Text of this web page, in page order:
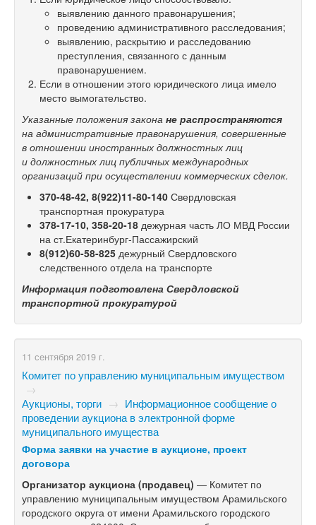
выявлению данного правонарушения;
проведению административного расследования;
выявлению, раскрытию и расследованию
преступления, связанного с данным
правонарушением.
Если в отношении этого юридического лица имело
место вымогательство.
Указанные положения закона не распространяются
на административные правонарушения, совершенные
в отношении иностранных должностных лиц
и должностных лиц публичных международных
организаций при осуществлении коммерческих сделок.
370-48-42, 8(922)11-80-140 Свердловская
транспортная прокуратура
378-17-10, 358-20-18 дежурная часть ЛО МВД России
на ст.Екатеринбург-Пассажирский
8(912)60-58-825 дежурный Свердловского
следственного отдела на транспорте
Информация подготовлена Свердловской
транспортной прокуратурой
11 сентября 2019 г.
Комитет по управлению муниципальным имуществом
→
Аукционы, торги → Информационное сообщение о
проведении аукциона в электронной форме
муниципального имущества
​Форма заявки на участие в аукционе, проект
договора
Организатор аукциона (продавец) — Комитет по
управлению муниципальным имуществом Арамильского
городского округа от имени Арамильского городского